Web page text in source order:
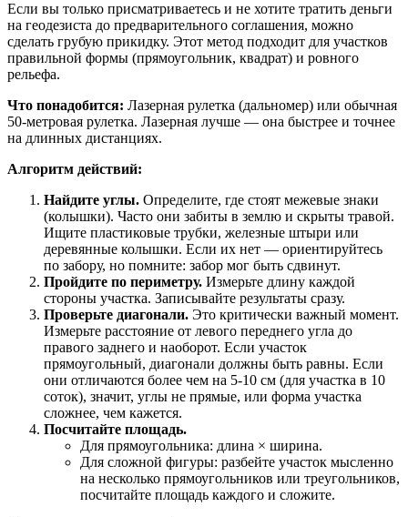
Если вы только присматриваетесь и не хотите тратить деньги
на геодезиста до предварительного соглашения, можно
сделать грубую прикидку. Этот метод подходит для участков
правильной формы (прямоугольник, квадрат) и ровного
рельефа.
Что понадобится: Лазерная рулетка (дальномер) или обычная
50-метровая рулетка. Лазерная лучше — она быстрее и точнее
на длинных дистанциях.
Алгоритм действий:
Найдите углы. Определите, где стоят межевые знаки
(колышки). Часто они забиты в землю и скрыты травой.
Ищите пластиковые трубки, железные штыри или
деревянные колышки. Если их нет — ориентируйтесь
по забору, но помните: забор мог быть сдвинут.
Пройдите по периметру. Измерьте длину каждой
стороны участка. Записывайте результаты сразу.
Проверьте диагонали. Это критически важный момент.
Измерьте расстояние от левого переднего угла до
правого заднего и наоборот. Если участок
прямоугольный, диагонали должны быть равны. Если
они отличаются более чем на 5-10 см (для участка в 10
соток), значит, углы не прямые, или форма участка
сложнее, чем кажется.
Посчитайте площадь.
Для прямоугольника: длина × ширина.
Для сложной фигуры: разбейте участок мысленно
на несколько прямоугольников или треугольников,
посчитайте площадь каждого и сложите.